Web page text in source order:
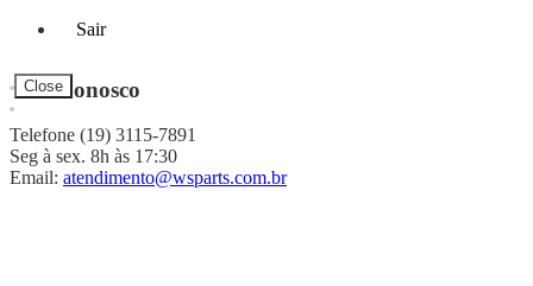
Sair
Close
Fale Conosco
Telefone (19) 3115-7891
Seg à sex. 8h às 17:30
Email: atendimento@wsparts.com.br